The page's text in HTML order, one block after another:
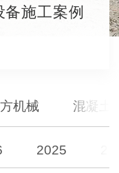
施工案例
机械 混凝土
2025